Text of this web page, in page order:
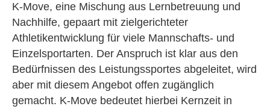
K-Move, eine Mischung aus Lernbetreuung und
Nachhilfe, gepaart mit zielgerichteter
Athletikentwicklung für viele Mannschafts- und
Einzelsportarten. Der Anspruch ist klar aus den
Bedürfnissen des Leistungssportes abgeleitet, wird
aber mit diesem Angebot offen zugänglich
gemacht. K-Move bedeutet hierbei Kernzeit in